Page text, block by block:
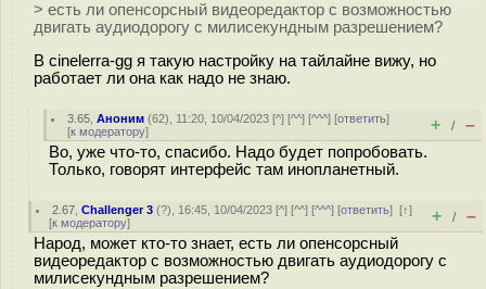
> есть ли опенсорсный видеоредактор с возможностью
двигать аудиодорогу с милисекундным разрешением?
В cinelerra-gg я такую настройку на тайлайне вижу, но
работает ли она как надо не знаю.
3.65 ,Аноним (62), 11:20, 10/04/2023 [^] [^^] [^^^] [ответить]
[к модератору] + / –
Во, уже что-то, спасибо. Надо будет попробовать.
Только, говорят интерфейс там инопланетный.
2.67 ,Challenger 3 (?), 16:45, 10/04/2023 [^] [^^] [^^^] [ответить][↑]
[к модератору] + / –
Народ, может кто-то знает, есть ли опенсорсный
видеоредактор с возможностью двигать аудиодорогу с
милисекундным разрешением?